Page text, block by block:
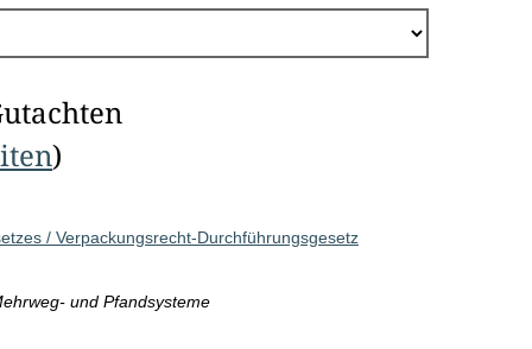
)
/ Verpackungsrecht-Durchführungsgesetz
und Pfandsysteme